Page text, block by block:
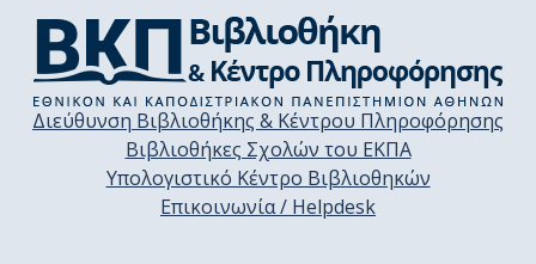
Διεύθυνση Βιβλιοθήκης & Κέντρου Πληροφόρησης
Βιβλιοθήκες Σχολών του ΕΚΠΑ
Υπολογιστικό Κέντρο Βιβλιοθηκών
Επικοινωνία / Helpdesk